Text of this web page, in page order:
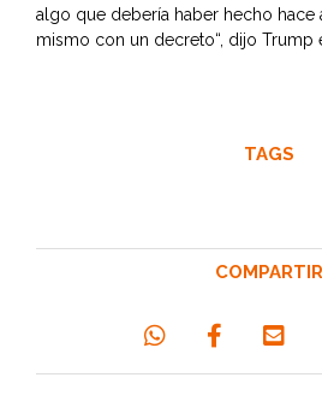
algo que debería haber hecho hace
mismo con un decreto“, dijo Trump
TAGS
COMPARTIR